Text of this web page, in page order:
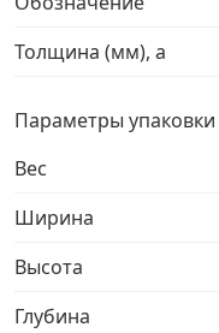
Электро и
Толщина (мм), a
Параметры упаковки
Вес
Ширина
Высота
Глубина